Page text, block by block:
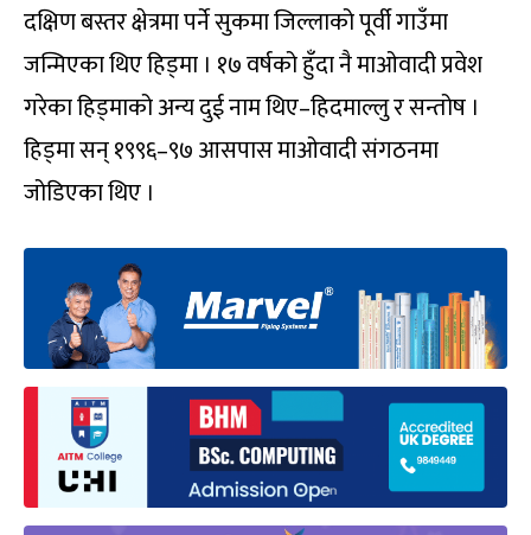
दक्षिण बस्तर क्षेत्रमा पर्ने सुकमा जिल्लाको पूर्वी गाउँमा
जन्मिएका थिए हिड्मा । १७ वर्षको हुँदा नै माओवादी प्रवेश
गरेका हिड्माको अन्य दुई नाम थिए–हिदमाल्लु र सन्तोष ।
हिड्मा सन् १९९६–९७ आसपास माओवादी संगठनमा
जोडिएका थिए ।